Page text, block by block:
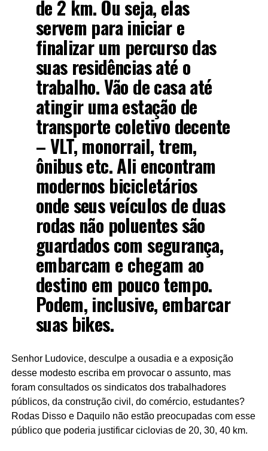
de 2 km. Ou seja, elas
servem para iniciar e
finalizar um percurso das
suas residências até o
trabalho. Vão de casa até
atingir uma estação de
transporte coletivo decente
– VLT, monorrail, trem,
ônibus etc. Ali encontram
modernos bicicletários
onde seus veículos de duas
rodas não poluentes são
guardados com segurança,
embarcam e chegam ao
destino em pouco tempo.
Podem, inclusive, embarcar
suas bikes.
Senhor Ludovice, desculpe a ousadia e a exposição
desse modesto escriba em provocar o assunto, mas
foram consultados os sindicatos dos trabalhadores
públicos, da construção civil, do comércio, estudantes?
Rodas Disso e Daquilo não estão preocupadas com esse
público que poderia justificar ciclovias de 20, 30, 40 km.